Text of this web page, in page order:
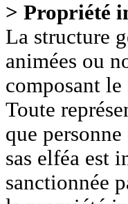
> Propriété
La structure
animées ou
composant
Toute
que
sas elféa est
sanctionnée